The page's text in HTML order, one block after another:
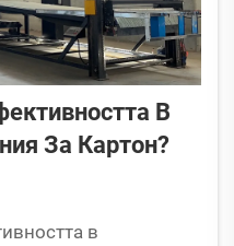
В
За Картон?
в